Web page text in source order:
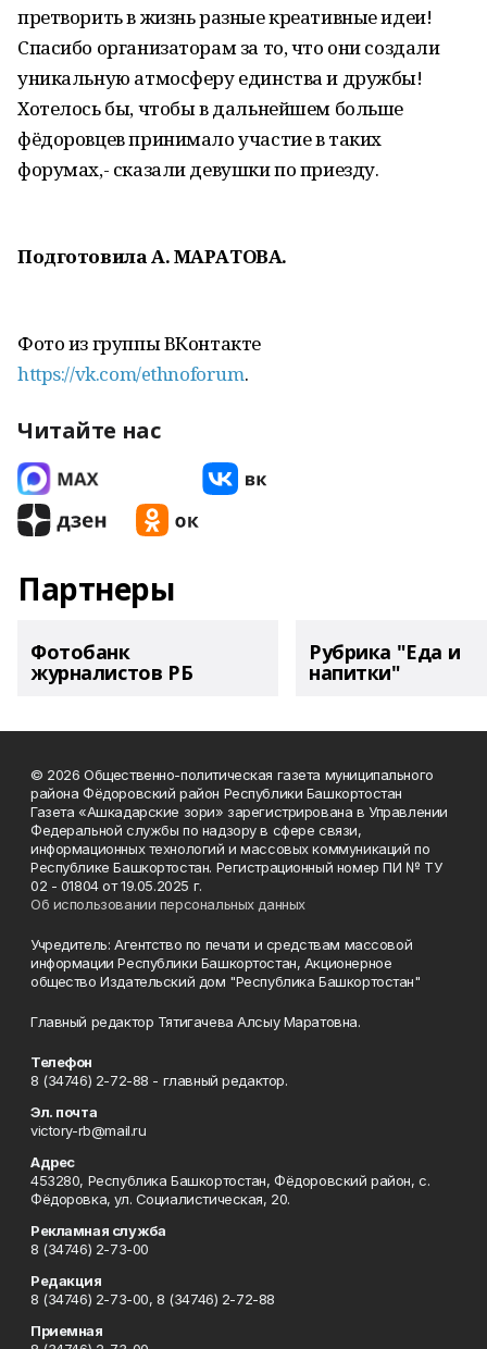
претворить в жизнь разные креативные идеи!
Спасибо организаторам за то, что они создали
уникальную атмосферу единства и дружбы!
Хотелось бы, чтобы в дальнейшем больше
фёдоровцев принимало участие в таких
форумах,- сказали девушки по приезду.
Подготовила А. МАРАТОВА.
Фото из группы ВКонтакте
https://vk.com/ethnoforum.
Читайте нас
Партнеры
Фотобанк
журналистов РБ
Рубрика "Еда и
напитки"
© 2026 Общественно-политическая газета муниципального
района Фёдоровский район Республики Башкортостан
Газета «Ашкадарские зори» зарегистрирована в Управлении
Федеральной службы по надзору в сфере связи,
информационных технологий и массовых коммуникаций по
Республике Башкортостан. Регистрационный номер ПИ № ТУ
02 - 01804 от 19.05.2025 г.
Об использовании персональных данных
Учредитель: Агентство по печати и средствам массовой
информации Республики Башкортостан, Акционерное
общество Издательский дом "Республика Башкортостан"
Главный редактор Тятигачева Алсыу Маратовна.
Телефон
8 (34746) 2-72-88 - главный редактор.
Эл. почта
victory-rb@mail.ru
Адрес
453280, Республика Башкортостан, Фёдоровский район, с.
Фёдоровка, ул. Социалистическая, 20.
Рекламная служба
8 (34746) 2-73-00
Редакция
8 (34746) 2-73-00, 8 (34746) 2-72-88
Приемная